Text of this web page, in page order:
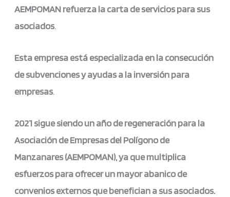
AEMPOMAN refuerza la carta de servicios para sus
asociados.
Esta empresa está especializada en la consecución
de subvenciones y ayudas a la inversión para
empresas.
2021 sigue siendo un año de regeneración para la
Asociación de Empresas del Polígono de
Manzanares (AEMPOMAN), ya que multiplica
esfuerzos para ofrecer un mayor abanico de
convenios externos que benefician a sus asociados.